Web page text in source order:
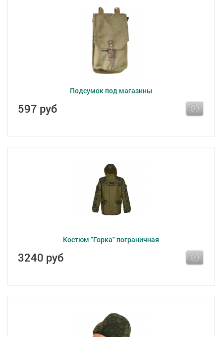
Подсумок под магазины
597 руб
Костюм "Горка" пограничная
3240 руб